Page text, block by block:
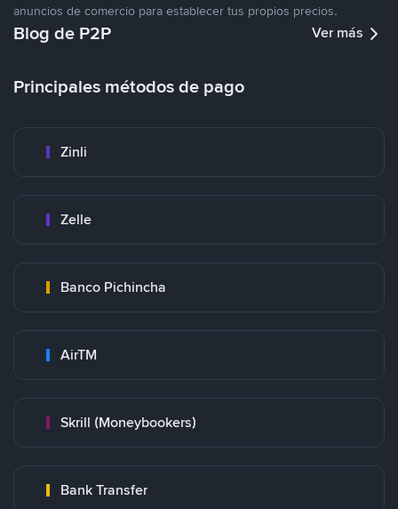
anuncios de comercio para establecer tus propios precios.
Blog de P2P Ver más
Principales métodos de pago
Zinli
Zelle
Banco Pichincha
AirTM
Skrill (Moneybookers)
Bank Transfer